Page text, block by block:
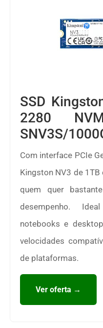
SSD
2280
SNV3S/
Com interface PCIe
Kingston NV3 de
quem quer
desempenho.
notebooks e
velocidades
de plataformas.
Ver oferta →